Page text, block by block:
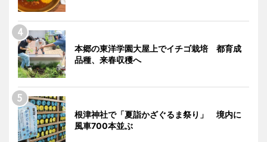
本郷の東洋学園大屋上でイチゴ栽培 都育成
品種、来春収穫へ
根津神社で「夏詣かざぐるま祭り」 境内に
風車700本並ぶ